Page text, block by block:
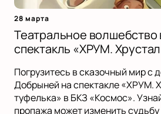
28 марта
Театральное волшебство
спектакль «ХРУМ.
Погрузитесь в сказочный мир с
Добрыней на спектакле «ХРУМ.
туфелька» в БКЗ «Космос».
пропажа может изменить